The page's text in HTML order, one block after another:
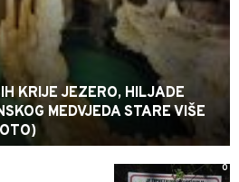
KRIJE JEZERO, HILJADE
MEDVJEDA STARE VIŠE
0